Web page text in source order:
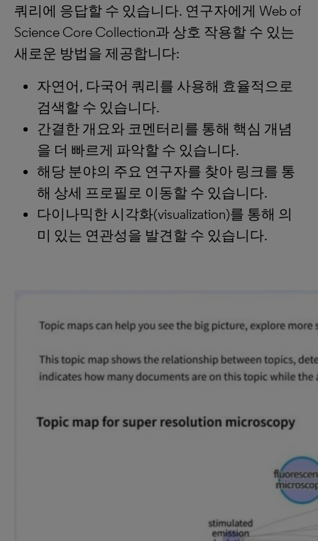
쿼리에 응답할 수 있습니다. 연구자에게 Web of
Science Core Collection과 상호 작용할 수 있는
새로운 방법을 제공합니다:
자연어, 다국어 쿼리를 사용해 효율적으로
검색할 수 있습니다.
간결한 개요와 코멘터리를 통해 핵심 개념
을 더 빠르게 파악할 수 있습니다.
해당 분야의 주요 연구자를 찾아 링크를 통
해 상세 프로필로 이동할 수 있습니다.
다이나믹한 시각화(visualization)를 통해 의
미 있는 연관성을 발견할 수 있습니다.